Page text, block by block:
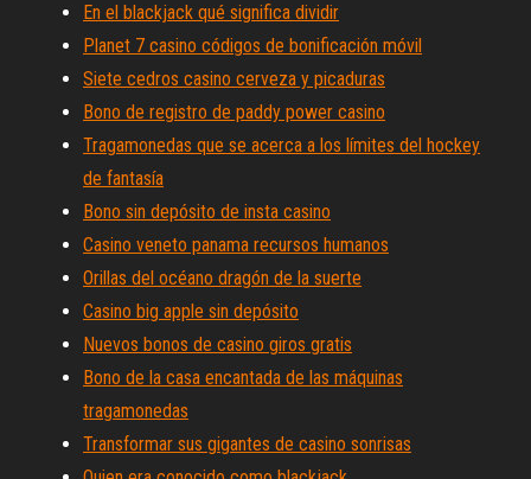
En el blackjack qué significa dividir
Planet 7 casino códigos de bonificación móvil
Siete cedros casino cerveza y picaduras
Bono de registro de paddy power casino
Tragamonedas que se acerca a los límites del hockey
de fantasía
Bono sin depósito de insta casino
Casino veneto panama recursos humanos
Orillas del océano dragón de la suerte
Casino big apple sin depósito
Nuevos bonos de casino giros gratis
Bono de la casa encantada de las máquinas
tragamonedas
Transformar sus gigantes de casino sonrisas